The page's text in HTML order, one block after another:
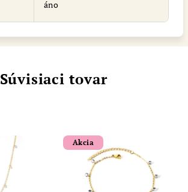
áno
Súvisiaci tovar
Akcia